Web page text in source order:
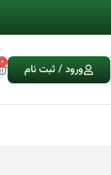
ورود / ثبت نام
0